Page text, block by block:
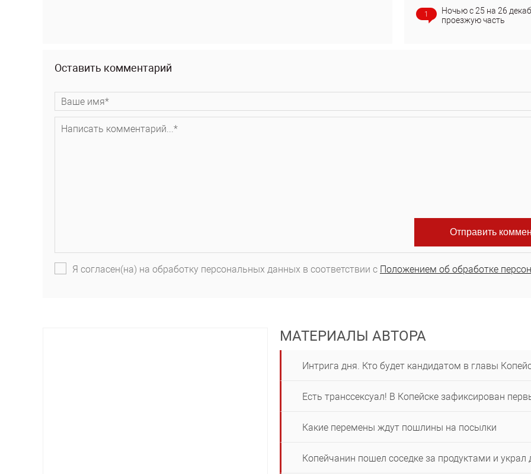
1
Ночью с 25 на 26
проезжую часть
Оставить комментарий
Я согласен(на) на обработку персональных данных в соответствии с Положением об обработке
МАТЕРИАЛЫ АВТОРА
Интрига дня. Кто будет кандидатом в главы
Есть транссексуал! В Копейске зафиксирован
Какие перемены ждут пошлины на посылки
Копейчанин пошел соседке за продуктами и украл